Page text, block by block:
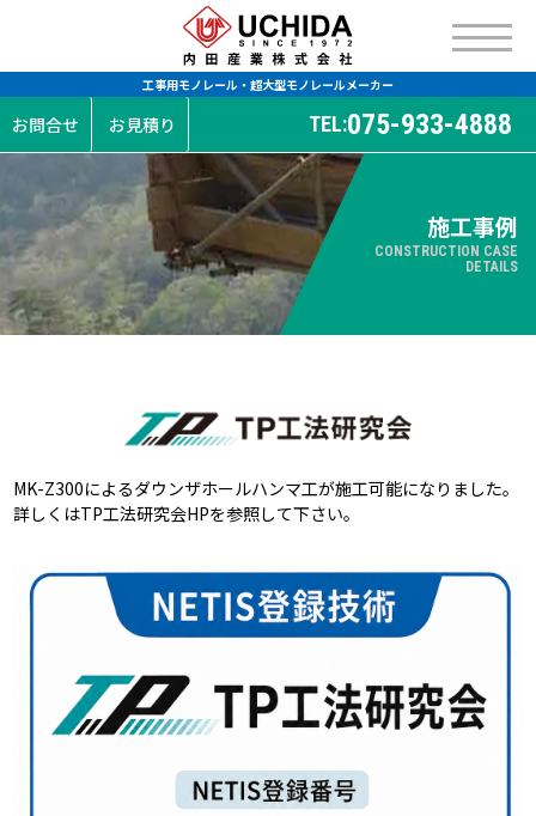
工事用モノレール・超大型モノレールメーカー
お問合せ お見積り TEL:075-933-4888
施工事例
CONSTRUCTION CASE
DETAILS
MK-Z300によるダウンザホールハンマ工が施工可能になりました。
詳しくはTP工法研究会HPを参照して下さい。